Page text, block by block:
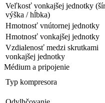
Veľkosť vonkajšej jednotky
výška / hĺbka)
Hmotnosť vnútornej jednotky
Hmotnosť vonkajšej jednotky
Vzdialenosť medzi skrutkami
vonkajšej jednotky
Médium a pripojenie
Typ kompresora